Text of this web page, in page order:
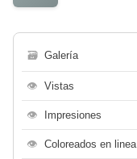
🗃 Galería
👁 Vistas
👁 Impresiones
👁 Coloreados en linea